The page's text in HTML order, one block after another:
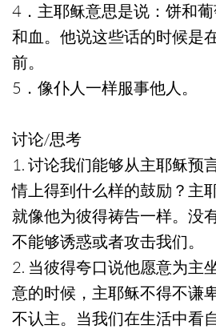
4．主耶稣意思是说：饼和
和血。他说这些话的时候是
前。
5．像仆人一样服事他人。
讨论/思考
1. 讨论我们能够从主耶稣预
情上得到什么样的鼓励？主
就像他为彼得祷告一样。没
不能够诱惑或者攻击我们。
2. 当彼得夸口说他愿意为主
意的时候，主耶稣不得不谦
不认主。当我们在生活中看